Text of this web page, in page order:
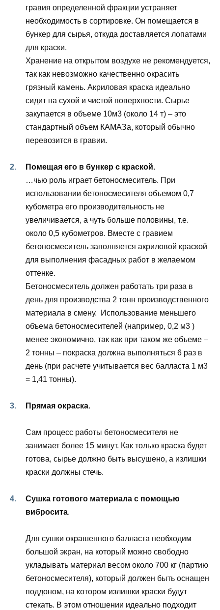
гравия определенной фракции устраняет
необходимость в сортировке. Он помещается в
бункер для сырья, откуда доставляется лопатами
для краски.
Хранение на открытом воздухе не рекомендуется,
так как невозможно качественно окрасить
грязный камень. Акриловая краска идеально
сидит на сухой и чистой поверхности. Сырье
закупается в объеме 10м3 (около 14 т) – это
стандартный объем КАМАЗа, который обычно
перевозится в гравии.
Помещая его в бункер с краской.
…чью роль играет бетоносмеситель. При
использовании бетоносмесителя объемом 0,7
кубометра его производительность не
увеличивается, а чуть больше половины, т.е.
около 0,5 кубометров. Вместе с гравием
бетоносмеситель заполняется акриловой краской
для выполнения фасадных работ в желаемом
оттенке.
Бетоносмеситель должен работать три раза в
день для производства 2 тонн производственного
материала в смену. Использование меньшего
объема бетоносмесителей (например, 0,2 м3 )
менее экономично, так как при таком же объеме –
2 тонны – покраска должна выполняться 6 раз в
день (при расчете учитывается вес балласта 1 м3
= 1,41 тонны).
Прямая окраска.
Сам процесс работы бетоносмесителя не
занимает более 15 минут. Как только краска будет
готова, сырье должно быть высушено, а излишки
краски должны стечь.
Сушка готового материала с помощью
вибросита.
Для сушки окрашенного балласта необходим
большой экран, на который можно свободно
укладывать материал весом около 700 кг (партию
бетоносмесителя), который должен быть оснащен
поддоном, на котором излишки краски будут
стекать. В этом отношении идеально подходит